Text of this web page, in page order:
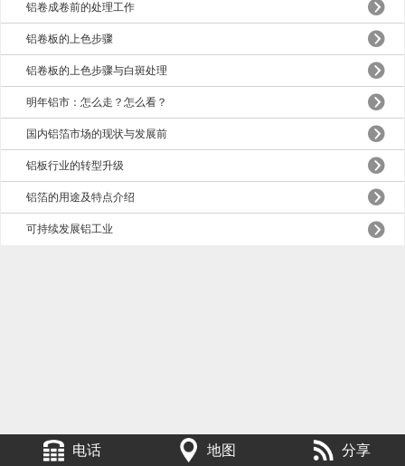
铝卷成卷前的处理工作
铝卷板的上色步骤
铝卷板的上色步骤与白斑处理
明年铝市：怎么走？怎么看？
国内铝箔市场的现状与发展前
铝板行业的转型升级
铝箔的用途及特点介绍
可持续发展铝工业
电话 地图 分享